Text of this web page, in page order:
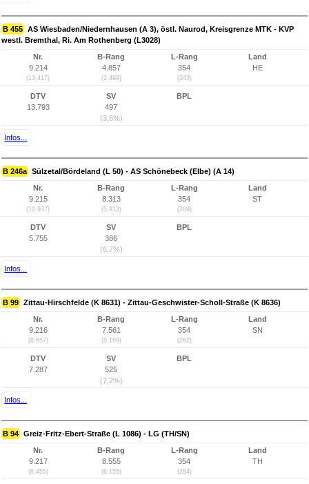
B 455 AS Wiesbaden/Niedernhausen (A 3), östl. Naurod, Kreisgrenze MTK - KVP
westl. Bremthal, Ri. Am Rothenberg (L3028)
Nr.
9.214
(13.417)
B-Rang
4.857
(2.499)
L-Rang
354
(343)
Land
HE
DTV
13.793
SV
497
(3,6%)
BPL
Infos...
B 246a Sülzetal/Bördeland (L 50) - AS Schönebeck (Elbe) (A 14)
Nr.
9.215
(10.937)
B-Rang
8.313
(5.913)
L-Rang
354
(289)
Land
ST
DTV
5.755
SV
386
(6,7%)
BPL
Infos...
B 99 Zittau-Hirschfelde (K 8631) - Zittau-Geschwister-Scholl-Straße (K 8636)
Nr.
9.216
(8.657)
B-Rang
7.561
(5.169)
L-Rang
354
(262)
Land
SN
DTV
7.287
SV
525
(7,2%)
BPL
Infos...
B 94 Greiz-Fritz-Ebert-Straße (L 1086) - LG (TH/SN)
Nr.
9.217
(8.455)
B-Rang
8.555
(6.155)
L-Rang
354
(284)
Land
TH